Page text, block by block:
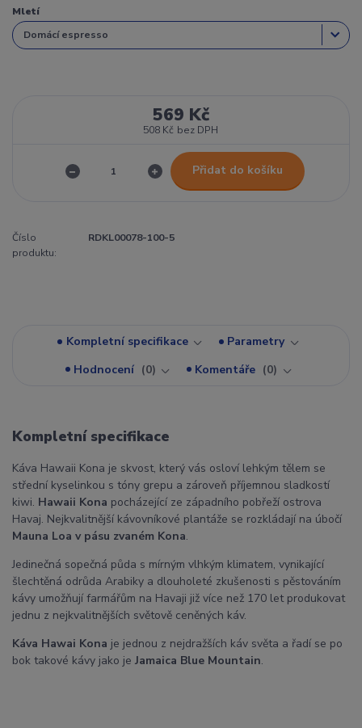
Mletí
569 Kč
508 Kč bez DPH
Přidat do košíku
Číslo
produktu:
RDKL00078-100-5
Kompletní specifikace
Parametry
Hodnocení
0 Komentáře 0
Kompletní specifikace
Káva Hawaii Kona je skvost, který vás osloví lehkým tělem se
střední kyselinkou s tóny grepu a zároveň příjemnou sladkostí
kiwi. Hawaii Kona pocházející ze západního pobřeží ostrova
Havaj. Nejkvalitnější kávovníkové plantáže se rozkládají na úbočí
Mauna Loa v pásu zvaném Kona.
Jedinečná sopečná půda s mírným vlhkým klimatem, vynikající
šlechtěná odrůda Arabiky a dlouholeté zkušenosti s pěstováním
kávy umožňují farmářům na Havaji již více než 170 let produkovat
jednu z nejkvalitnějších světově ceněných káv.
Káva Hawai Kona je jednou z nejdražších káv světa a řadí se po
bok takové kávy jako je Jamaica Blue Mountain.